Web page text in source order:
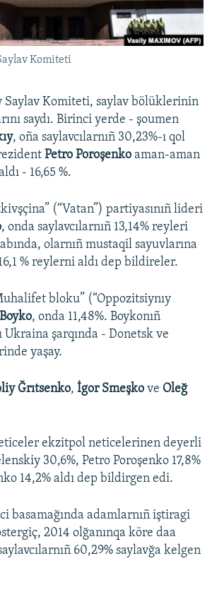
Komiteti
Komiteti, saylav bölüklerinin
saydı. Birinci yerde - şoumen
, oña saylavcılarnıñ 30,23%-ı qol
Petro Poroşenko aman-aman
- 16,65 %.
(“Vatan”) partiyasınıñ lideri
, onda saylavcılarnıñ 13,14% reyleri
olarnıñ mustaqil sayuvlarına
% reylerni aldı dep bildireler.
bloku” (“Oppozitsiynıy
, onda 11,48%. Boykonıñ
Ukraina şarqında - Donetsk ve
yaşay.
Ğrıtsenko, İgor Smeşko ve Oleğ
ekzitpol neticelerinen deyerli
30,6%, Petro Poroşenko 17,8%
14,2% aldı dep bildirgen edi.
basamağında adamlarnıñ iştiragi
2014 olğanınqa köre daa
60,29% saylavğa kelgen